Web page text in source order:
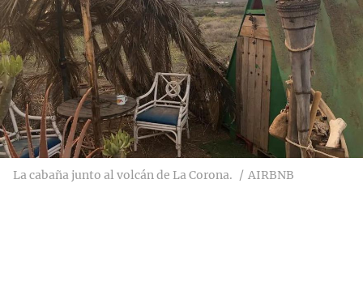
La cabaña junto al volcán de La Corona. AIRBNB